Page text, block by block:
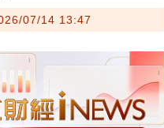
07/14 13:47